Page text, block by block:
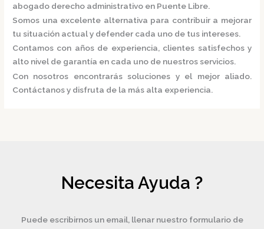
abogado derecho administrativo en Puente Libre.
Somos una excelente alternativa para contribuir a mejorar
tu situación actual y defender cada uno de tus intereses.
Contamos con años de experiencia, clientes satisfechos y
alto nivel de garantía en cada uno de nuestros servicios.
Con nosotros encontrarás soluciones y el mejor aliado.
Contáctanos y disfruta de la más alta experiencia.
Necesita Ayuda ?
Puede escribirnos un email, llenar nuestro formulario de